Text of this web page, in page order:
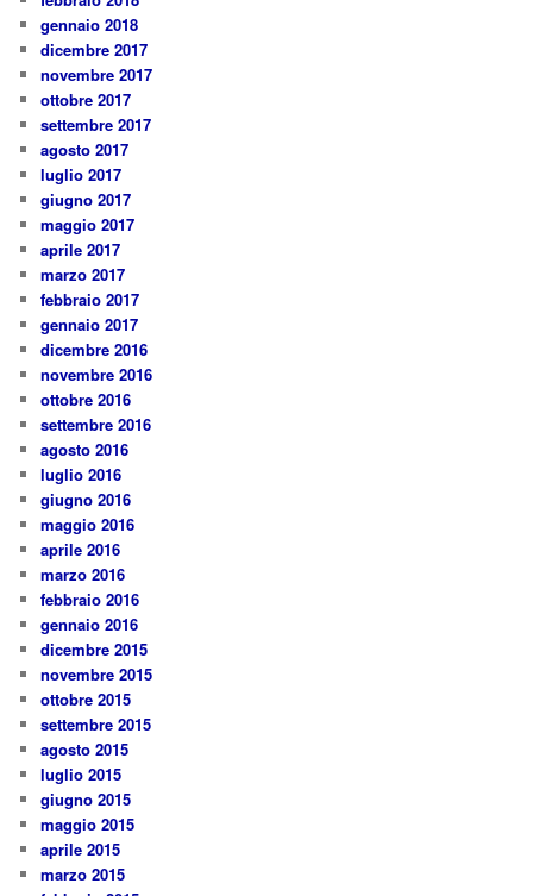
gennaio 2018
dicembre 2017
novembre 2017
ottobre 2017
settembre 2017
agosto 2017
luglio 2017
giugno 2017
maggio 2017
aprile 2017
marzo 2017
febbraio 2017
gennaio 2017
dicembre 2016
novembre 2016
ottobre 2016
settembre 2016
agosto 2016
luglio 2016
giugno 2016
maggio 2016
aprile 2016
marzo 2016
febbraio 2016
gennaio 2016
dicembre 2015
novembre 2015
ottobre 2015
settembre 2015
agosto 2015
luglio 2015
giugno 2015
maggio 2015
aprile 2015
marzo 2015